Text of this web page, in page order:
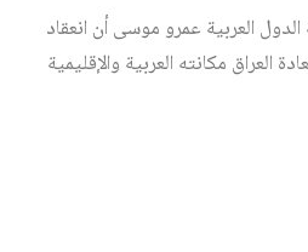
الدول العربية عمرو موسى أن انعقاد
العراق مكانته العربية والإقليمية